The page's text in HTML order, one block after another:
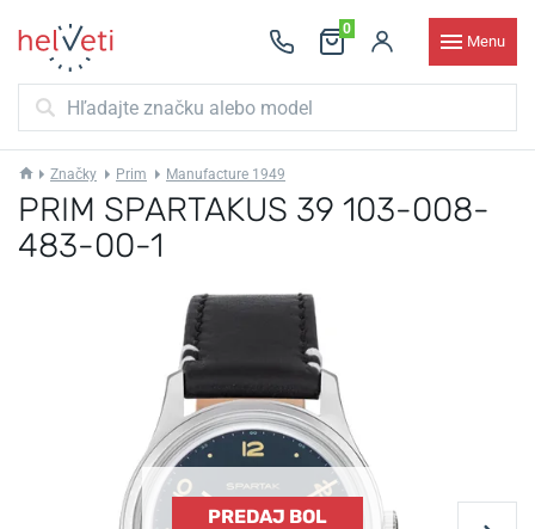
0
Menu
Značky Prim Manufacture 1949
PRIM SPARTAKUS 39 103-008-
483-00-1
PREDAJ BOL